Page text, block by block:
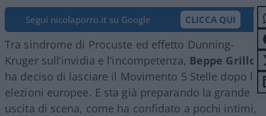
Segui nicolaporro.it su Google CLICCA QUI
Tra sindrome di Procuste ed effetto Dunning-
Kruger sull’invidia e l’incompetenza, Beppe Grillo
ha deciso di lasciare il Movimento 5 Stelle dopo le
elezioni europee. E sta già preparando la grande
uscita di scena, come ha confidato a pochi intimi,